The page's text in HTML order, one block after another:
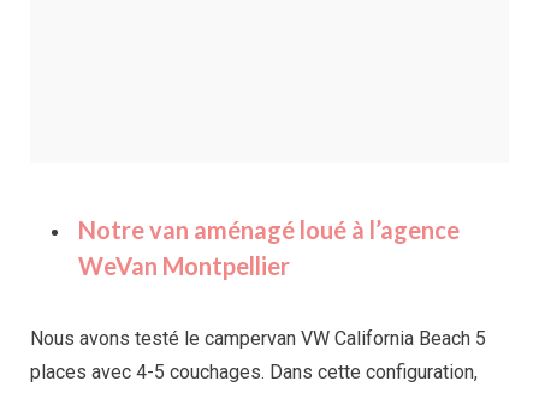
Notre van aménagé loué à l’agence
WeVan Montpellier
Nous avons testé le campervan VW California Beach 5
places avec 4-5 couchages. Dans cette configuration,